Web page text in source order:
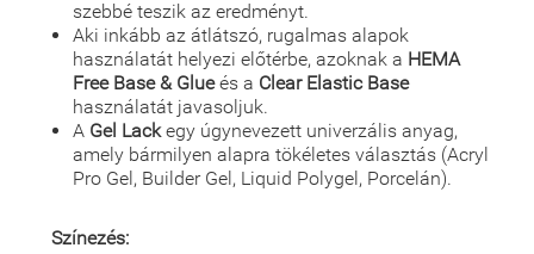
szebbé teszik az eredményt.
Aki inkább az átlátszó, rugalmas alapok
használatát helyezi előtérbe, azoknak a HEMA
Free Base & Glueés a Clear Elastic Base
használatát javasoljuk.
A Gel Lackegy úgynevezett univerzális anyag,
amely bármilyen alapra tökéletes választás (Acryl
Pro Gel, Builder Gel, Liquid Polygel, Porcelán).
Színezés: